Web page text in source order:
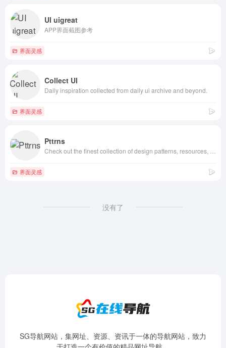
UI uigreat
APP界面截图参考
界面灵感
Collect UI
Daily inspiration collected from daily ui archive and beyond.
界面灵感
Pttrns
界面灵感
没有了
SG导航网站，集网址、资源、资讯于一体的导航网站，致力